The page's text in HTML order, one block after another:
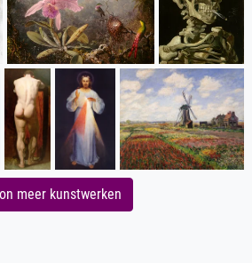
meer kunstwerken